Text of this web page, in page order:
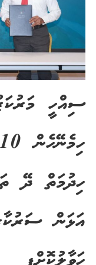
ސިއްހީ
ހިދުމަތް ދޭ
އަޅަން